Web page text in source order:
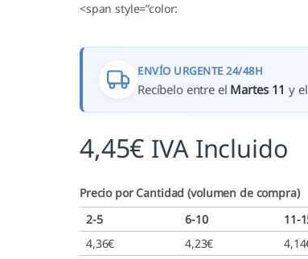
<span style=”color:
ENVÍO URGENTE 24/48H
Recíbelo entre el Martes 11 y el
4,45€ IVA Incluido
Precio por Cantidad (volumen de compra)
2-5
6-10 11-
4,36€ 4,23€ 4,14